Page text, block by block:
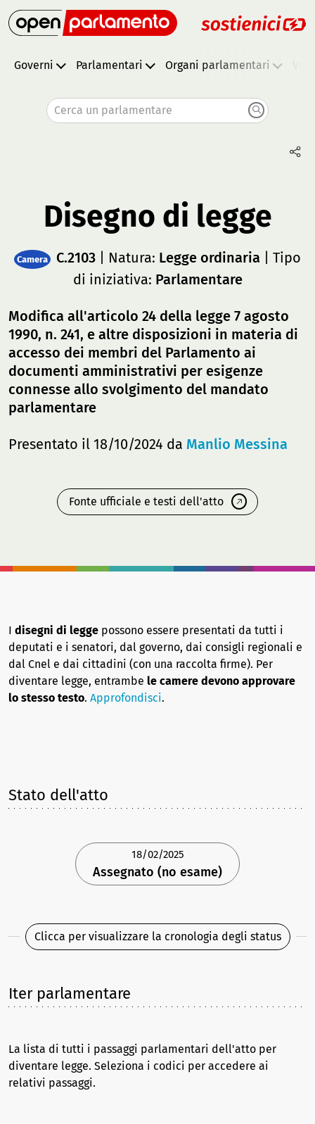
Governi Parlamentari Organi parlamentari
Cerca un parlamentare
Disegno di legge
Camera C.2103 | Natura: Legge ordinaria | Tipo
di iniziativa: Parlamentare
Modifica all'articolo 24 della legge 7 agosto
1990, n. 241, e altre disposizioni in materia di
accesso dei membri del Parlamento ai
documenti amministrativi per esigenze
connesse allo svolgimento del mandato
parlamentare
Presentato il 18/10/2024 da Manlio Messina
Fonte ufficiale e testi dell'atto
I disegni di legge possono essere presentati da tutti i
deputati e i senatori, dal governo, dai consigli regionali e
dal Cnel e dai cittadini (con una raccolta firme). Per
diventare legge, entrambe le camere devono approvare
lo stesso testo. Approfondisci.
Stato dell'atto
18/02/2025
Assegnato (no esame)
Clicca per visualizzare la cronologia degli status
Iter parlamentare
La lista di tutti i passaggi parlamentari dell'atto per
diventare legge. Seleziona i codici per accedere ai
relativi passaggi.